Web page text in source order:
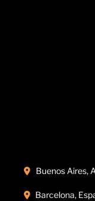
 Buenos Aires,
 Barcelona,